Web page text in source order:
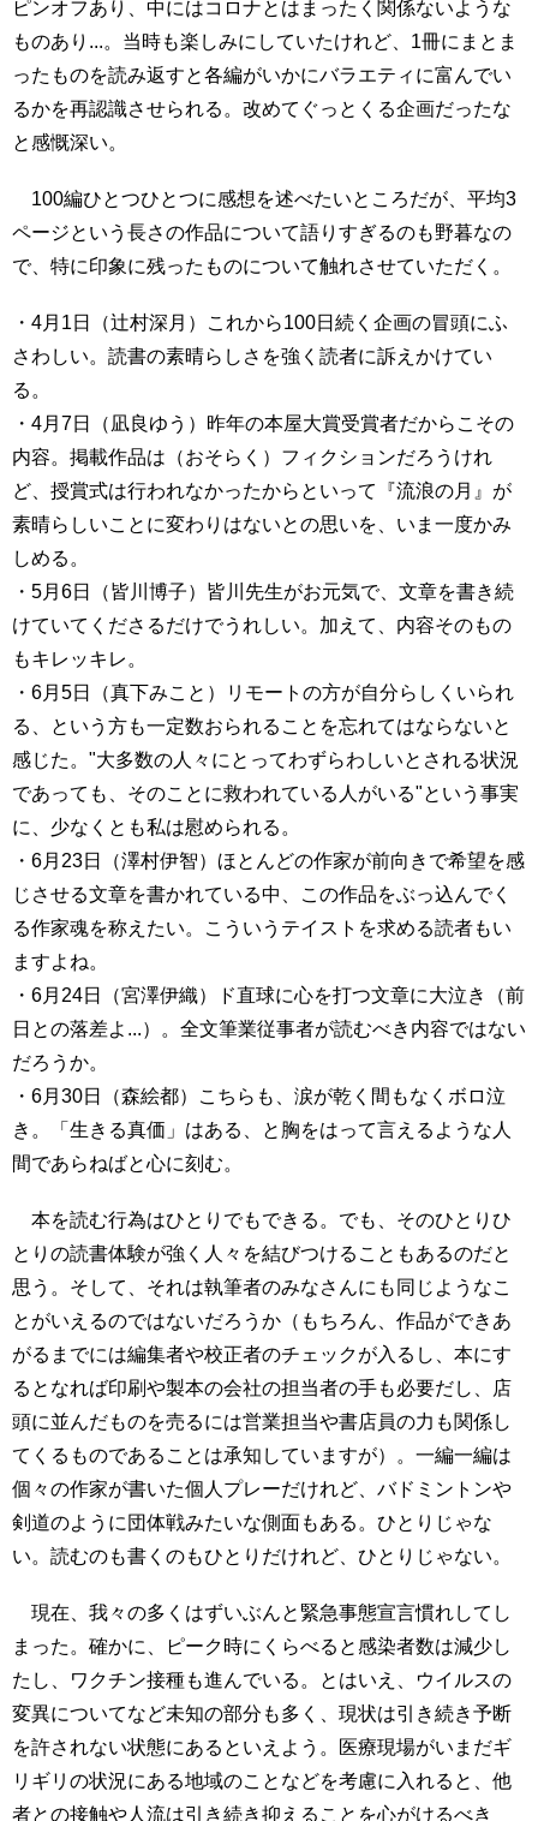
ピンオフあり、中にはコロナとはまったく関係ないような
ものあり...。当時も楽しみにしていたけれど、1冊にまとま
ったものを読み返すと各編がいかにバラエティに富んでい
るかを再認識させられる。改めてぐっとくる企画だったな
と感慨深い。
100編ひとつひとつに感想を述べたいところだが、平均3
ページという長さの作品について語りすぎるのも野暮なの
で、特に印象に残ったものについて触れさせていただく。
・4月1日（辻村深月）これから100日続く企画の冒頭にふ
さわしい。読書の素晴らしさを強く読者に訴えかけてい
る。
・4月7日（凪良ゆう）昨年の本屋大賞受賞者だからこその
内容。掲載作品は（おそらく）フィクションだろうけれ
ど、授賞式は行われなかったからといって『流浪の月』が
素晴らしいことに変わりはないとの思いを、いま一度かみ
しめる。
・5月6日（皆川博子）皆川先生がお元気で、文章を書き続
けていてくださるだけでうれしい。加えて、内容そのもの
もキレッキレ。
・6月5日（真下みこと）リモートの方が自分らしくいられ
る、という方も一定数おられることを忘れてはならないと
感じた。"大多数の人々にとってわずらわしいとされる状況
であっても、そのことに救われている人がいる"という事実
に、少なくとも私は慰められる。
・6月23日（澤村伊智）ほとんどの作家が前向きで希望を感
じさせる文章を書かれている中、この作品をぶっ込んでく
る作家魂を称えたい。こういうテイストを求める読者もい
ますよね。
・6月24日（宮澤伊織）ド直球に心を打つ文章に大泣き（前
日との落差よ...）。全文筆業従事者が読むべき内容ではない
だろうか。
・6月30日（森絵都）こちらも、涙が乾く間もなくボロ泣
き。「生きる真価」はある、と胸をはって言えるような人
間であらねばと心に刻む。
本を読む行為はひとりでもできる。でも、そのひとりひ
とりの読書体験が強く人々を結びつけることもあるのだと
思う。そして、それは執筆者のみなさんにも同じようなこ
とがいえるのではないだろうか（もちろん、作品ができあ
がるまでには編集者や校正者のチェックが入るし、本にす
るとなれば印刷や製本の会社の担当者の手も必要だし、店
頭に並んだものを売るには営業担当や書店員の力も関係し
てくるものであることは承知していますが）。一編一編は
個々の作家が書いた個人プレーだけれど、バドミントンや
剣道のように団体戦みたいな側面もある。ひとりじゃな
い。読むのも書くのもひとりだけれど、ひとりじゃない。
現在、我々の多くはずいぶんと緊急事態宣言慣れしてし
まった。確かに、ピーク時にくらべると感染者数は減少し
たし、ワクチン接種も進んでいる。とはいえ、ウイルスの
変異についてなど未知の部分も多く、現状は引き続き予断
を許されない状態にあるといえよう。医療現場がいまだギ
リギリの状況にある地域のことなどを考慮に入れると、他
者との接触や人流は引き続き抑えることを心がけるべき